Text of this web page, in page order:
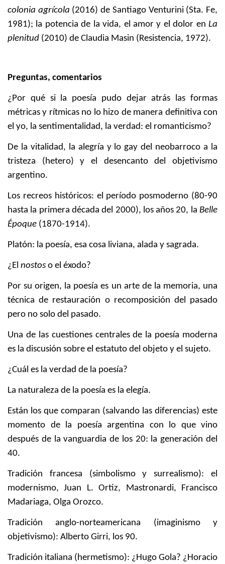
colonia agrícola (2016) de Santiago Venturini (Sta. Fe,
1981); la potencia de la vida, el amor y el dolor en La
plenitud (2010) de Claudia Masin (Resistencia, 1972).
Preguntas, comentarios
¿Por qué si la poesía pudo dejar atrás las formas
métricas y rítmicas no lo hizo de manera definitiva con
el yo, la sentimentalidad, la verdad: el romanticismo?
De la vitalidad, la alegría y lo gay del neobarroco a la
tristeza (hetero) y el desencanto del objetivismo
argentino.
Los recreos históricos: el período posmoderno (80-90
hasta la primera década del 2000), los años 20, la Belle
Époque (1870-1914).
Platón: la poesía, esa cosa liviana, alada y sagrada.
¿El nostos o el éxodo?
Por su origen, la poesía es un arte de la memoria, una
técnica de restauración o recomposición del pasado
pero no solo del pasado.
Una de las cuestiones centrales de la poesía moderna
es la discusión sobre el estatuto del objeto y el sujeto.
¿Cuál es la verdad de la poesía?
La naturaleza de la poesía es la elegía.
Están los que comparan (salvando las diferencias) este
momento de la poesía argentina con lo que vino
después de la vanguardia de los 20: la generación del
40.
Tradición francesa (simbolismo y surrealismo): el
modernismo, Juan L. Ortiz, Mastronardi, Francisco
Madariaga, Olga Orozco.
Tradición anglo-norteamericana (imaginismo y
objetivismo): Alberto Girri, los 90.
Tradición italiana (hermetismo): ¿Hugo Gola? ¿Horacio